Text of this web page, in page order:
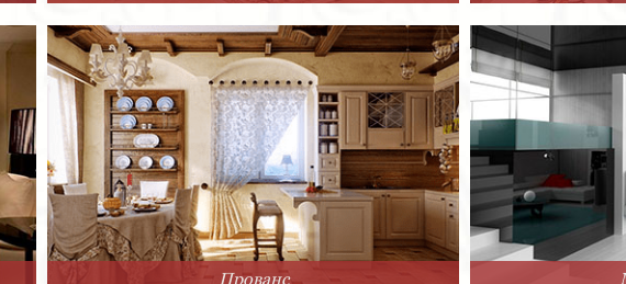
Прованс